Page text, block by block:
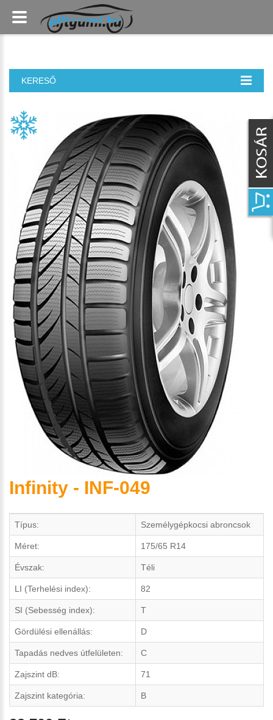
KERESŐ
Infinity - INF-049
Típus: Személygépkocsi abroncsok
Méret: 175/65 R14
Évszak: Téli
LI (Terhelési index): 82
SI (Sebesség index): T
Gördülési ellenállás: D
Tapadás nedves útfelületen: C
Zajszint dB: 71
Zajszint kategória: B